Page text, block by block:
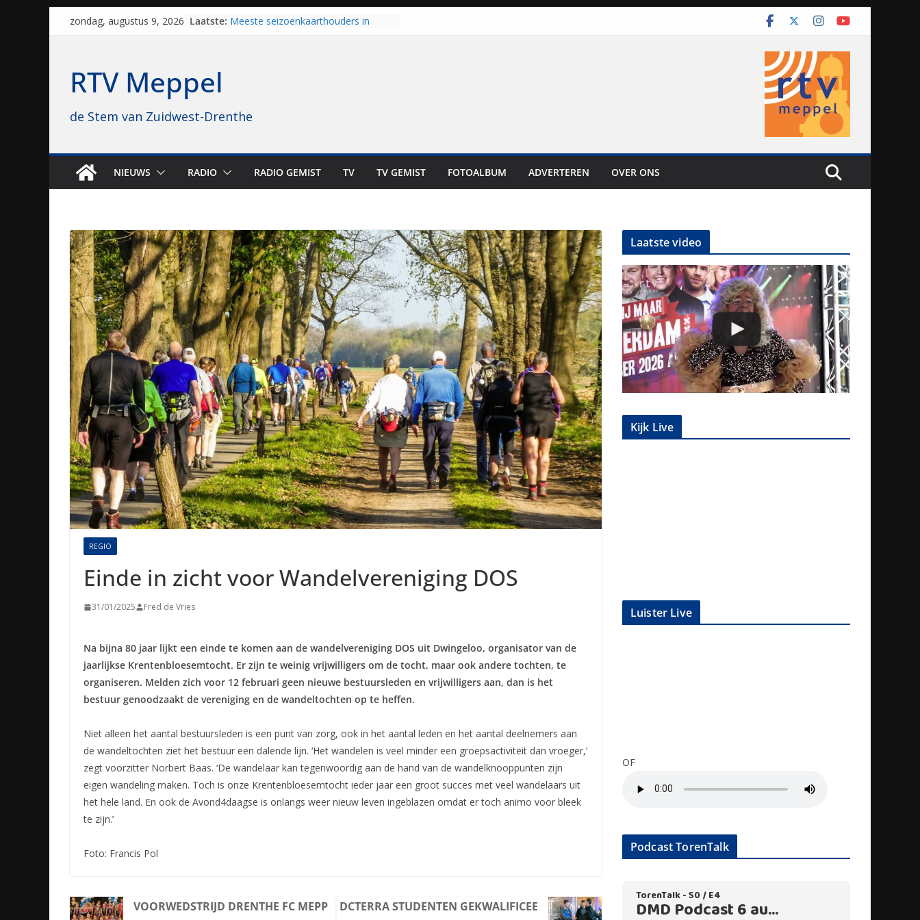
zondag, augustus 9, 2026 Laatste: Meeste seizoenkaarthouders in
kwalificatieronde Eurojackpot KNVB
bijna 1.000 zonnepanelen in gebruik
genomen
RTV Meppel
de Stem van Zuidwest-Drenthe
NIEUWS RADIO RADIO GEMIST TV TV GEMIST FOTOALBUM ADVERTEREN OVER ONS
REGIO
Einde in zicht voor Wandelvereniging DOS
31/01/2025 Fred de Vries
Na bijna 80 jaar lijkt een einde te komen aan de wandelvereniging DOS uit Dwingeloo, organisator van de
jaarlijkse Krentenbloesemtocht. Er zijn te weinig vrijwilligers om de tocht, maar ook andere tochten, te
organiseren. Melden zich voor 12 februari geen nieuwe bestuursleden en vrijwilligers aan, dan is het
bestuur genoodzaakt de vereniging en de wandeltochten op te heffen.
Niet alleen het aantal bestuursleden is een punt van zorg, ook in het aantal leden en het aantal deelnemers aan
de wandeltochten ziet het bestuur een dalende lijn. ‘Het wandelen is veel minder een groepsactiviteit dan vroeger,’
zegt voorzitter Norbert Baas. ‘De wandelaar kan tegenwoordig aan de hand van de wandelknooppunten zijn
eigen wandeling maken. Toch is onze Krentenbloesemtocht ieder jaar een groot succes met veel wandelaars uit
het hele land. En ook de Avond4daagse is onlangs weer nieuw leven ingeblazen omdat er toch animo voor bleek
te zijn.’
Foto: Francis Pol
VOORWEDSTRIJD DRENTHE FC MEPP
DCTERRA STUDENTEN GEKWALIFICEE
Laatste video
Kijk Live
Luister Live
OF
Podcast TorenTalk